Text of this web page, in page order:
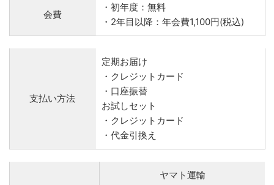
会費
・初年度：無料
・2年目以降：年会費1,100円(税込)
支払い方法
定期お届け
・クレジットカード
・口座振替
お試しセット
・クレジットカード
・代金引換え
ヤマト運輸